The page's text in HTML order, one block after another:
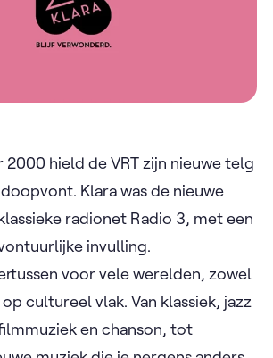
hield de VRT zijn nieuwe telg
Klara was de nieuwe
radionet Radio 3, met een
invulling.
voor vele werelden, zowel
cultureel vlak. Van klassiek, jazz
en chanson, tot